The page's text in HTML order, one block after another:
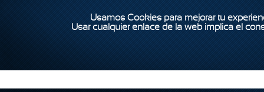
Usamos Cookies para mejorar tu
Usar cualquier enlace de la web implica el